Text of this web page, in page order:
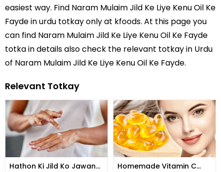
easiest way. Find Naram Mulaim Jild Ke Liye Kenu Oil Ke
Fayde inurdu totkayonly at kfoods. At this page you
can find Naram Mulaim Jild Ke Liye Kenu Oil Ke Fayde
totka in details also check the relevant totkay in Urdu
of Naram Mulaim Jild Ke Liye Kenu Oil Ke Fayde.
Relevant Totkay
Hathon Ki Jild Ko Jawan
Homemade Vitamin C